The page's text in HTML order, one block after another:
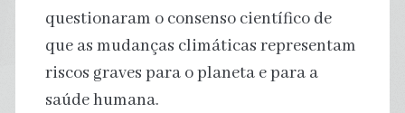
questionaram o consenso científico de
que as mudanças climáticas representam
riscos graves para o planeta e para a
saúde humana.